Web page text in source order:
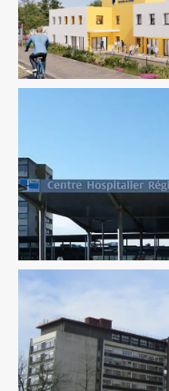
Fluides
Économie De La